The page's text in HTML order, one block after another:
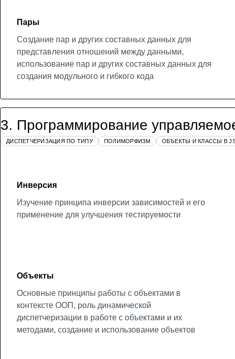
Пары
Создание пар и других составных данных для
представления отношений между данными,
использование пар и других составных данных для
создания модульного и гибкого кода
3. Программирование
ДИСПЕТЧЕРИЗАЦИЯ ПО ТИПУ ПОЛИМОРФИЗМ ОБЪЕКТЫ И КЛАССЫ В
Инверсия
Изучение принципа инверсии зависимостей и его
применение для улучшения тестируемости
Объекты
Основные принципы работы с объектами в
контексте ООП, роль динамической
диспетчеризации в работе с объектами и их
методами, создание и использование объектов